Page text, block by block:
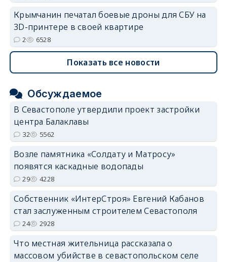
Крымчанин печатал боевые дроны для СБУ на
3D-принтере в своей квартире
2 6528
Показать все новости
Обсуждаемое
В Севастополе утвердили проект застройки
центра Балаклавы
32 5562
Возле памятника «Солдату и Матросу»
появятся каскадные водопады
29 4228
Собственник «ИнтерСтроя» Евгений Кабанов
стал заслуженным строителем Севастополя
24 2928
Что местная жительница рассказала о
массовом убийстве в севастопольском селе